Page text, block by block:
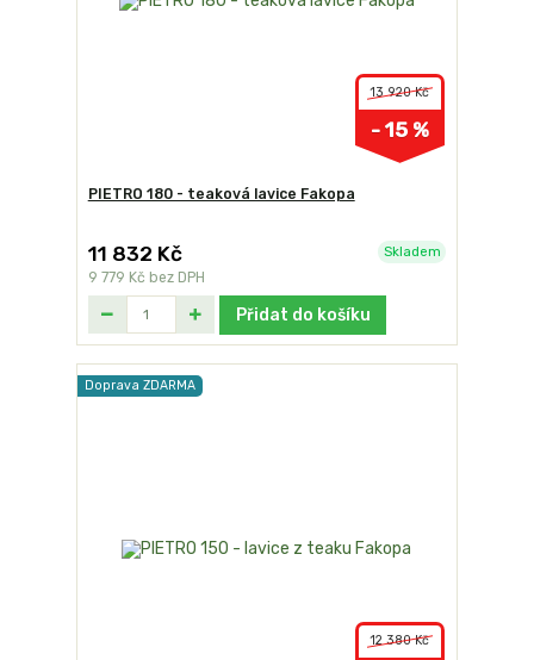
13 920 Kč
- 15 %
PIETRO 180 - teaková lavice Fakopa
11 832 Kč
9 779 Kč bez DPH
Skladem
Přidat do košíku
Doprava ZDARMA
12 380 Kč